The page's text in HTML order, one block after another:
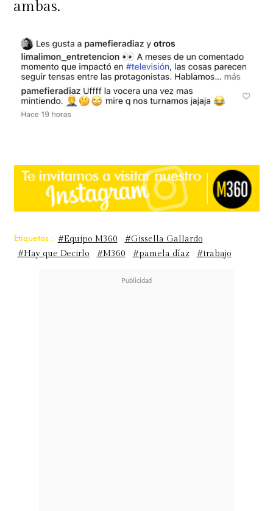
ambas.
Etiquetas : #Equipo M360
#Gissella Gallardo
#Hay que Decirlo
#M360 #pamela díaz #trabajo